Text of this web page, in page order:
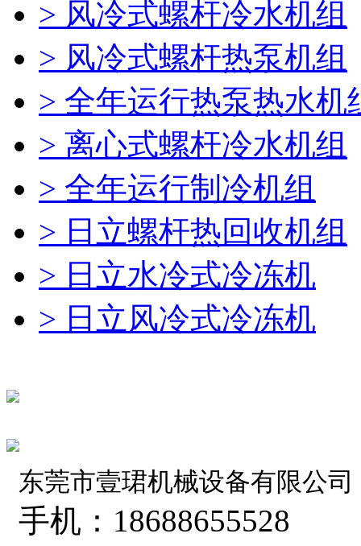
> 风冷式螺杆冷水机组
> 风冷式螺杆热泵机组
> 全年运行热泵热水机
> 离心式螺杆冷水机组
> 全年运行制冷机组
> 日立螺杆热回收机组
> 日立水冷式冷冻机
> 日立风冷式冷冻机
东莞市壹珺机械设备有限公司
手机：18688655528